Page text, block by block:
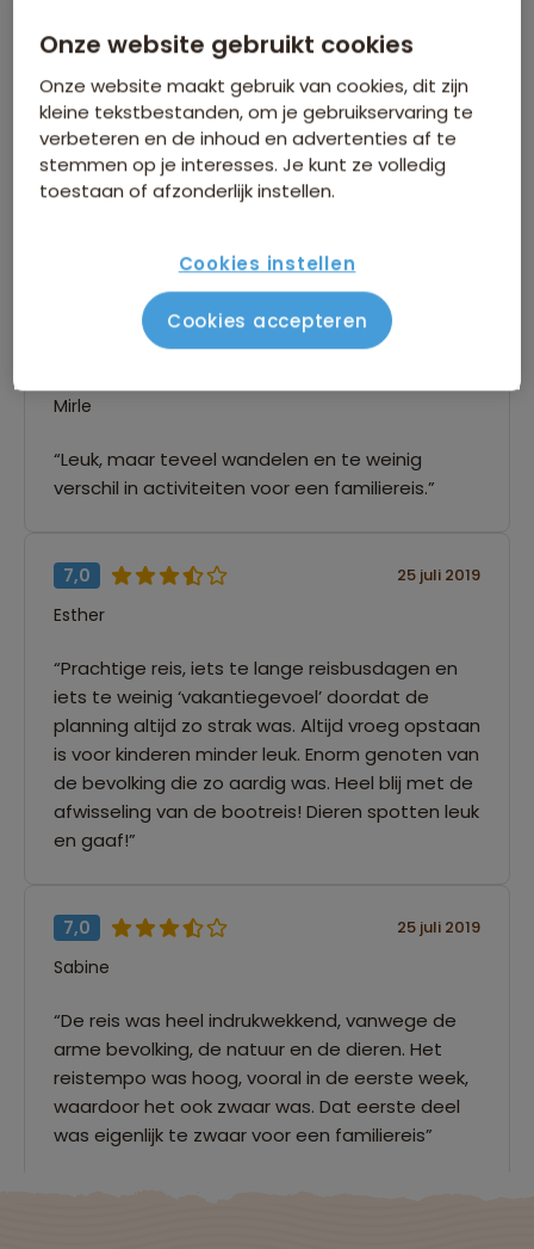
Onze beoordelingen
7,0
Hoe controleren en plaatsen wij reviews?
Mirle
“Leuk, maar teveel wandelen en te weinig
verschil in activiteiten voor een familiereis.”
7,0 25 juli 2019
Esther
“Prachtige reis, iets te lange reisbusdagen en
iets te weinig ‘vakantiegevoel’ doordat de
planning altijd zo strak was. Altijd vroeg opstaan
is voor kinderen minder leuk. Enorm genoten van
de bevolking die zo aardig was. Heel blij met de
afwisseling van de bootreis! Dieren spotten leuk
en gaaf!”
7,0 25 juli 2019
Sabine
“De reis was heel indrukwekkend, vanwege de
arme bevolking, de natuur en de dieren. Het
reistempo was hoog, vooral in de eerste week,
waardoor het ook zwaar was. Dat eerste deel
was eigenlijk te zwaar voor een familiereis”
Onze website gebruikt cookies
Onze website maakt gebruik van cookies, dit zijn
kleine tekstbestanden, om je gebruikservaring te
verbeteren en de inhoud en advertenties af te
stemmen op je interesses. Je kunt ze volledig
toestaan of afzonderlijk instellen.
Cookies instellen
Cookies accepteren